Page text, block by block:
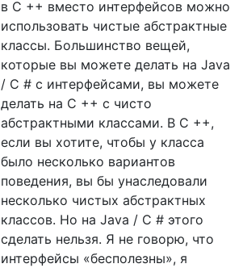
в C ++ вместо интерфейсов можно
использовать чистые абстрактные
классы. Большинство вещей,
которые вы можете делать на Java
/ C # с интерфейсами, вы можете
делать на C ++ с чисто
абстрактными классами. В C ++,
если вы хотите, чтобы у класса
было несколько вариантов
поведения, вы бы унаследовали
несколько чистых абстрактных
классов. Но на Java / C # этого
сделать нельзя. Я не говорю, что
интерфейсы «бесполезны», я